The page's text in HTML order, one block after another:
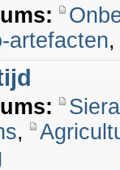
artefacten,
,